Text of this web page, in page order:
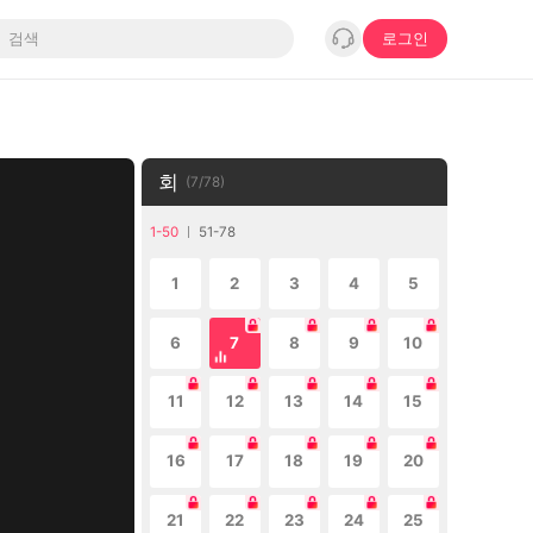
로그인
회 (7/78)
1-50 51-78
1 2 3 4 5
6 7 8 9 10
11 12 13 14 15
16 17 18 19 20
21 22 23 24 25